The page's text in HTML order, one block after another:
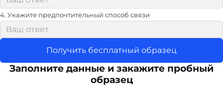
4. Укажите предпочтительный способ связи
Получить бесплатный образец
Заполните данные и закажите пробный
образец